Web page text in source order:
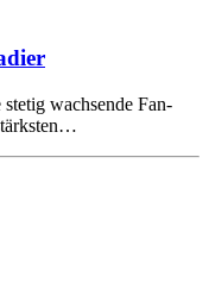
wachsende Fan-